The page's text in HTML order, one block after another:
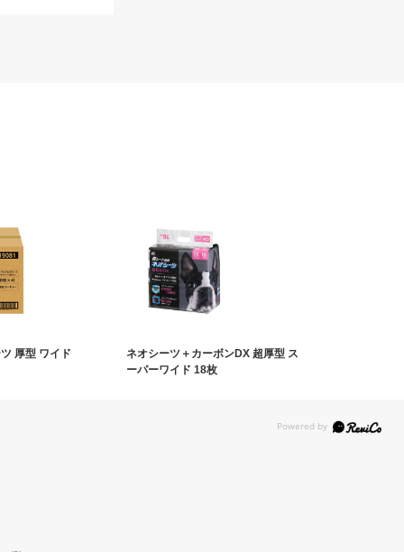
厚型 ワイド
ネオシーツ＋カーボンDX 超厚型 ス
ーパーワイド 18枚